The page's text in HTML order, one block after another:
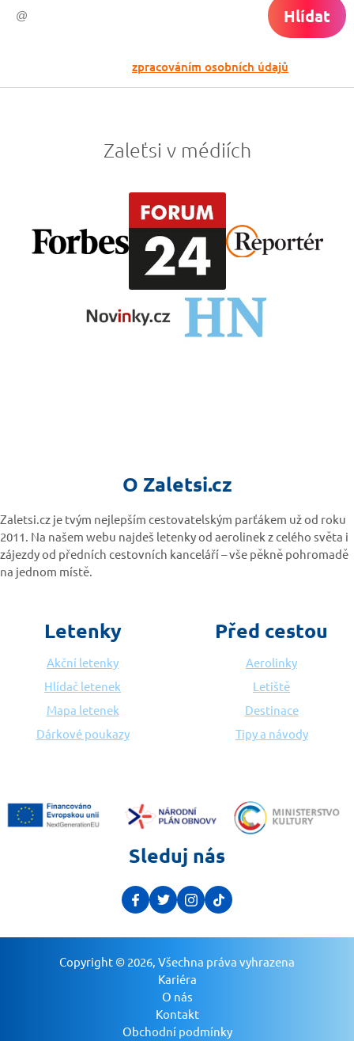
Hlídat
zpracováním osobních údajů
Zaleťsi v médiích
O Zaletsi.cz
Zaletsi.cz je tvým nejlepším cestovatelským parťákem už od roku
2011. Na našem webu najdeš letenky od aerolinek z celého světa i
zájezdy od předních cestovních kanceláří – vše pěkně pohromadě
na jednom místě.
Letenky
Akční letenky
Hlídač letenek
Mapa letenek
Dárkové poukazy
Před cestou
Aerolinky
Letiště
Destinace
Tipy a návody
Sleduj nás
Copyright © 2026, Všechna práva vyhrazena
Kariéra
O nás
Kontakt
Obchodní podmínky